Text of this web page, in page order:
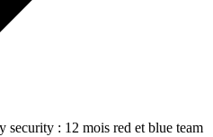
security : 12 mois red et blue team